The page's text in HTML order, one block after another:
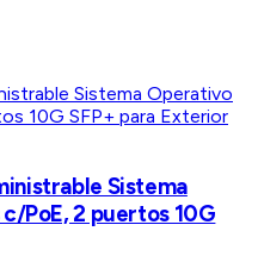
Sistema
PoE, 2 puertos 10G